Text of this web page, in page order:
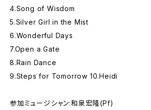
4.Song of Wisdom
5.Silver Girl in the Mist
6.Wonderful Days
7.Open a Gate
8.Rain Dance
9.Steps for Tomorrow 10.Heidi
参加ミュージシャン:和泉宏隆(Pf)